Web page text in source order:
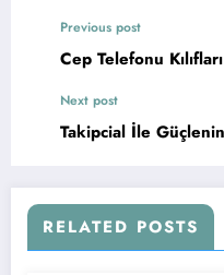
Previous post
Cep Telefonu
Next post
Takipcial İle Güçlenin
RELATED POSTS